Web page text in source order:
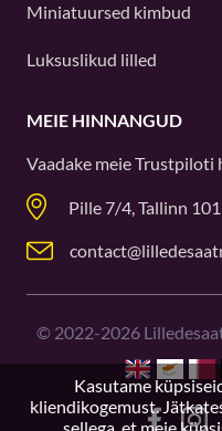
Miniatuursed kimbud
Luksuslikud lilled
MEIE HINNANGUD
Vaadake meieTrustpiloti
Pille 7/4, Tallinn
© 2022-2026
Kasutame
kliendikogemust.